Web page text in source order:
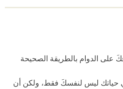
على الدوام بالطريقة الصحيحة
حياتك ليس لنفسكَ فقط، ولكن أن